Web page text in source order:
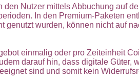
Nutzer mittels Abbuchung auf
In den Premium-Paketen
genutzt wurden, können nicht auf
einmalig oder pro Zeiteinheit
darauf hin, dass digitale Güter,
sind und somit kein